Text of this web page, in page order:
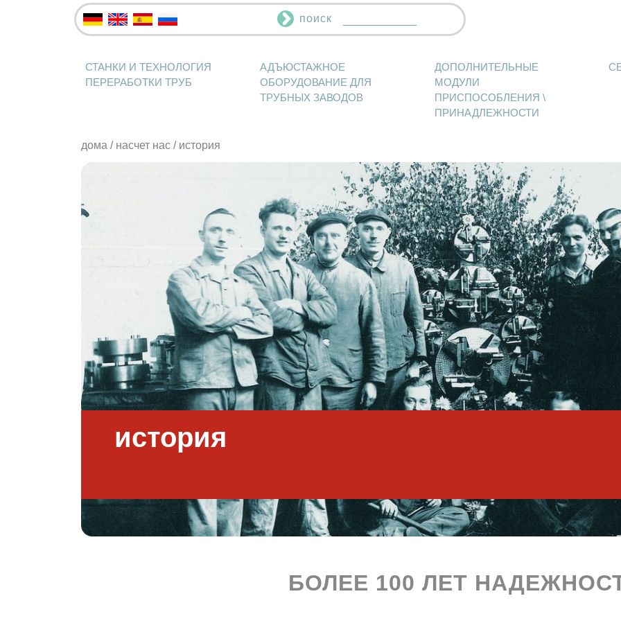
поиск
СТАНКИ И ТЕХНОЛОГИЯ
ПЕРЕРАБОТКИ ТРУБ
АДЪЮСТАЖНОЕ
ОБОРУДОВАНИЕ ДЛЯ
ТРУБНЫХ ЗАВОДОВ
ДОПОЛНИТЕЛЬНЫЕ
МОДУЛИ
ПРИСПОСОБЛЕНИЯ \
ПРИНАДЛЕЖНОСТИ
дома / насчет нас / история
история
БОЛЕЕ 100 ЛЕТ